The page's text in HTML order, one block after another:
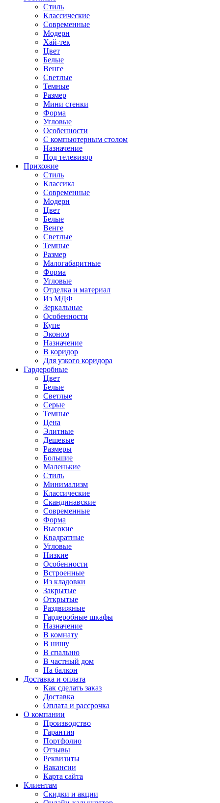
Стиль
Классические
Современные
Модерн
Хай-тек
Цвет
Белые
Венге
Светлые
Темные
Размер
Мини стенки
Форма
Угловые
Особенности
С компьютерным столом
Назначение
Под телевизор
Прихожие
Стиль
Классика
Современные
Модерн
Цвет
Белые
Венге
Светлые
Темные
Размер
Малогабаритные
Форма
Угловые
Отделка и материал
Из МДФ
Зеркальные
Особенности
Купе
Эконом
Назначение
В коридор
Для узкого коридора
Гардеробные
Цвет
Белые
Светлые
Серые
Темные
Цена
Элитные
Дешевые
Размеры
Большие
Маленькие
Стиль
Минимализм
Классические
Скандинавские
Современные
Форма
Высокие
Квадратные
Угловые
Низкие
Особенности
Встроенные
Из кладовки
Закрытые
Открытые
Раздвижные
Гардеробные шкафы
Назначение
В комнату
В нишу
В спальню
В частный дом
На балкон
Доставка и оплата
Как сделать заказ
Доставка
Оплата и рассрочка
О компании
Производство
Гарантия
Портфолио
Отзывы
Реквизиты
Вакансии
Карта сайта
Клиентам
Скидки и акции